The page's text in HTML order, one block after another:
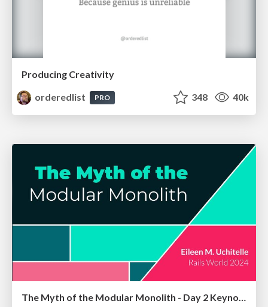
Producing Creativity
orderedlist
PRO 348 40k
The Myth of the Modular Monolith - Day 2 Keynote - Rails World 2024